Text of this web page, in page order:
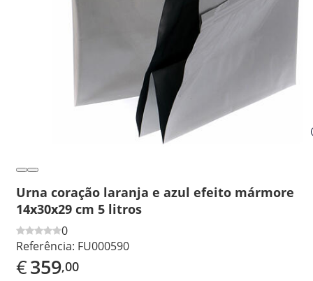
Urna coração laranja e azul efeito mármore
14x30x29 cm 5 litros
0
Referência: FU000590
€359,00